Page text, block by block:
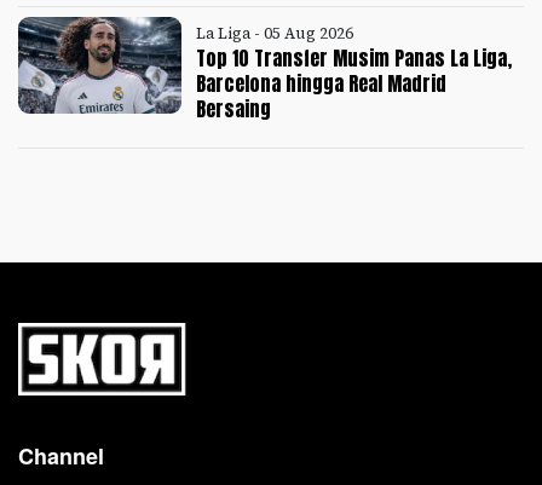
La Liga - 05 Aug 2026
Top 10 Transfer Musim Panas La Liga,
Barcelona hingga Real Madrid
Bersaing
Channel